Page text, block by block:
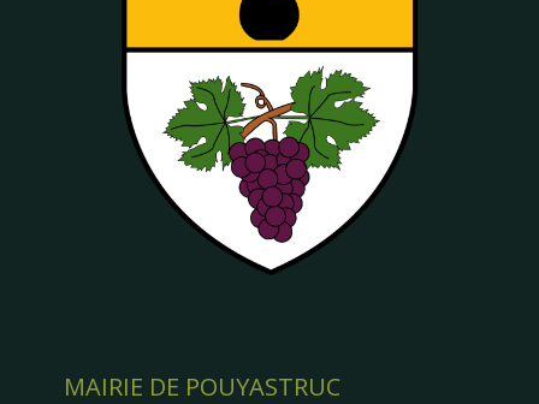
MAIRIE DE POUYASTRUC